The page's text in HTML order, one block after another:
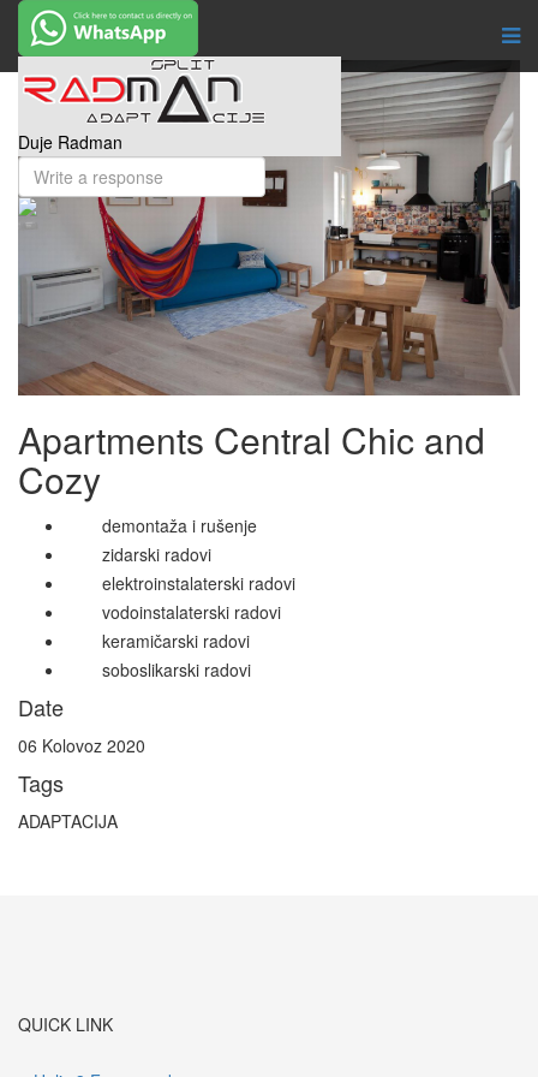
Duje Radman
Apartments Central Chic and
Cozy
demontaža i rušenje
zidarski radovi
elektroinstalaterski radovi
vodoinstalaterski radovi
keramičarski radovi
soboslikarski radovi
Date
06 Kolovoz 2020
Tags
ADAPTACIJA
QUICK LINK